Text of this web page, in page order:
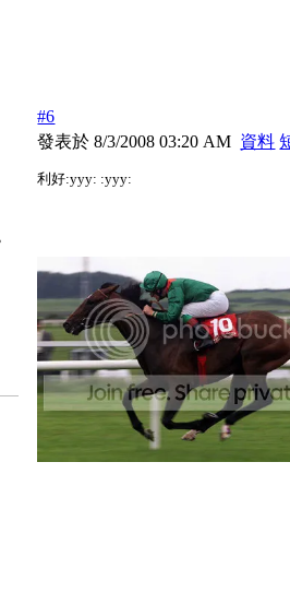
#6
發表於 8/3/2008 03:20 AM 資料
利好:yyy: :yyy: